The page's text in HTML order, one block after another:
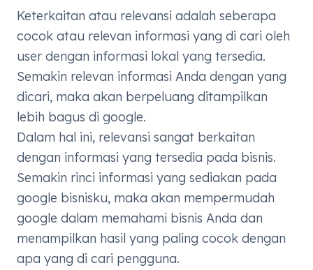
Keterkaitan atau relevansi adalah seberapa
cocok atau relevan informasi yang di cari oleh
user dengan informasi lokal yang tersedia.
Semakin relevan informasi Anda dengan yang
dicari, maka akan berpeluang ditampilkan
lebih bagus di google.
Dalam hal ini, relevansi sangat berkaitan
dengan informasi yang tersedia pada bisnis.
Semakin rinci informasi yang sediakan pada
google bisnisku, maka akan mempermudah
google dalam memahami bisnis Anda dan
menampilkan hasil yang paling cocok dengan
apa yang di cari pengguna.